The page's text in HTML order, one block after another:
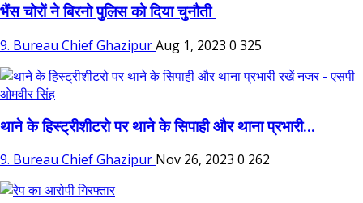
भैंस चोरों ने बिरनो पुलिस को दिया चुनौती
9. Bureau Chief GhazipurAug 1, 2023 0 325
थाने के हिस्ट्रीशीटरो पर थाने के सिपाही और थाना प्रभारी...
9. Bureau Chief Ghazipur Nov 26, 2023 0 262